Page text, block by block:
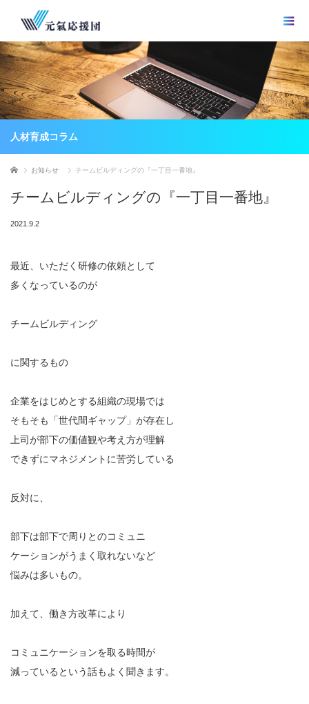
人材育成コラム
ホーム お知らせ チームビルディングの『一丁目一番地』
チームビルディングの『一丁目一番地』
2021.9.2
最近、いただく研修の依頼として
多くなっているのが
チームビルディング
に関するもの
企業をはじめとする組織の現場では
そもそも「世代間ギャップ」が存在し
上司が部下の価値観や考え方が理解
できずにマネジメントに苦労している
反対に、
部下は部下で周りとのコミュニ
ケーションがうまく取れないなど
悩みは多いもの。
加えて、働き方改革により
コミュニケーションを取る時間が
減っているという話もよく聞きます。